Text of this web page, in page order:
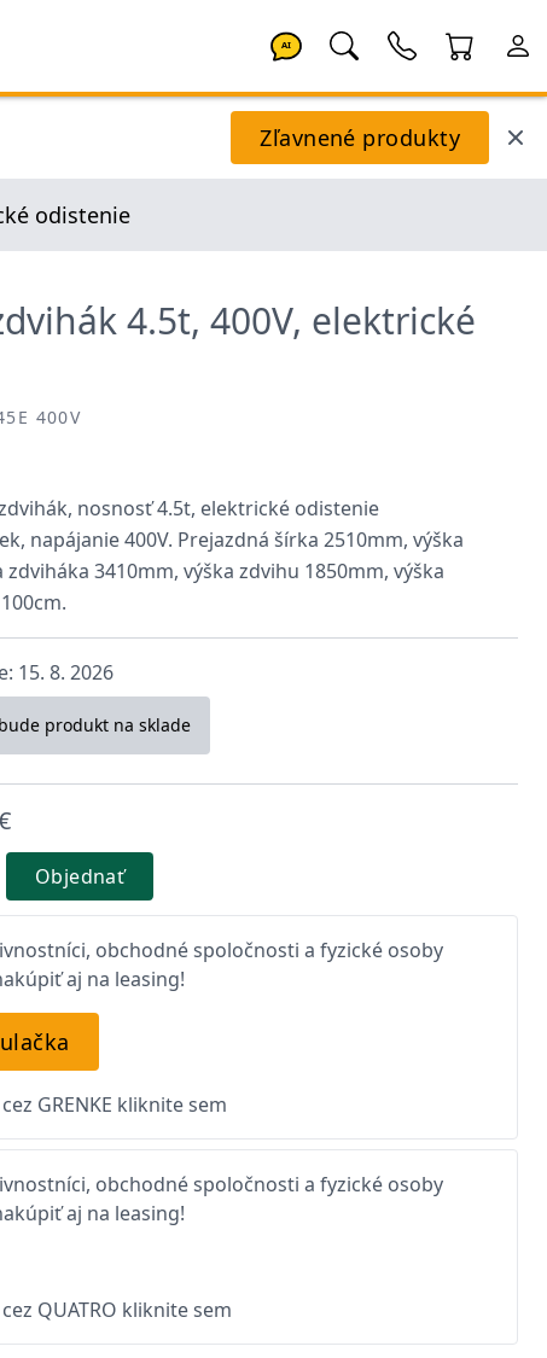
AI
Zľavnené produkty
odistenie
4.5t, 400V, elektrické
400V
nosnosť 4.5t, elektrické odistenie
napájanie 400V. Prejazdná šírka 2510mm, výška
3410mm, výška zdvihu 1850mm, výška
15. 8. 2026
produkt na sklade
Objednať
obchodné spoločnosti a fyzické osoby
aj na leasing!
GRENKE kliknite sem
obchodné spoločnosti a fyzické osoby
aj na leasing!
QUATRO kliknite sem